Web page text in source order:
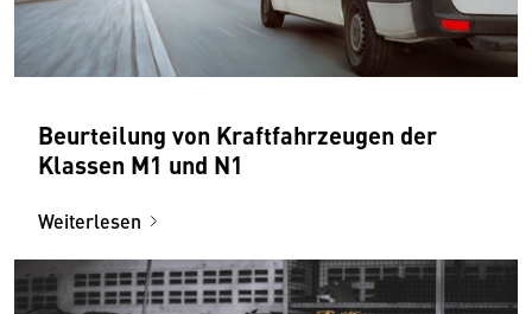
Beurteilung von Kraftfahrzeugen der
Klassen M1 und N1
Weiterlesen